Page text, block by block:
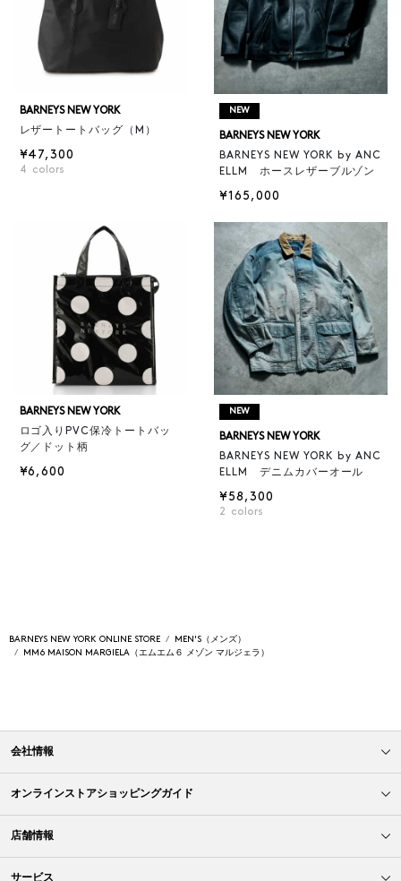
BARNEYS NEW YORK
レザートートバッグ（M）
¥47,300
4 colors
NEW
BARNEYS NEW YORK
BARNEYS NEW YORK by ANC
ELLM ホースレザーブルゾン
¥165,000
BARNEYS NEW YORK
ロゴ入りPVC保冷トートバッ
グ／ドット柄
¥6,600
NEW
BARNEYS NEW YORK
BARNEYS NEW YORK by ANC
ELLM デニムカバーオール
¥58,300
2 colors
BARNEYS NEW YORK ONLINE STORE
MEN'S（メンズ）
MM6 MAISON MARGIELA（エムエム６ メゾン マルジェラ）
会社情報
オンラインストアショッピングガイド
店舗情報
サービス